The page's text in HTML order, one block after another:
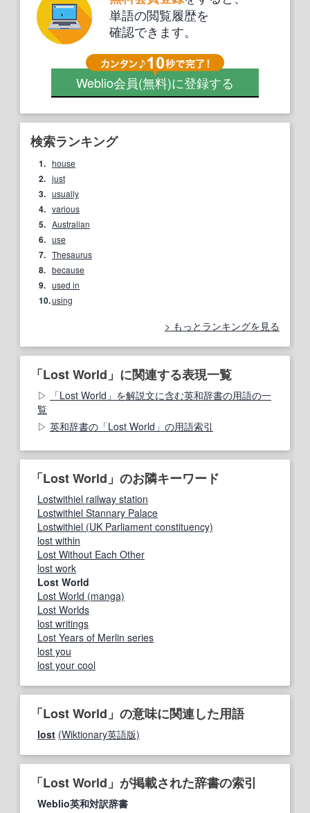
単語の閲覧履歴を
確認できます。
Weblio会員(無料)に登録する
検索ランキング
1. house
2. just
3. usually
4. various
5. Australian
6. use
7. Thesaurus
8. because
9. used in
10.using
もっとランキングを見る
「Lost World」に関連する表現一覧
「Lost World」を解説文に含む英和辞書の用語の一
覧
英和辞書の「Lost World」の用語索引
「Lost World」のお隣キーワード
Lostwithiel railway station
Lostwithiel Stannary Palace
Lostwithiel (UK Parliament constituency)
lost within
Lost Without Each Other
lost work
Lost World
Lost World (manga)
Lost Worlds
lost writings
Lost Years of Merlin series
lost you
lost your cool
「Lost World」の意味に関連した用語
lost (Wiktionary英語版)
「Lost World」が掲載された辞書の索引
Weblio英和対訳辞書